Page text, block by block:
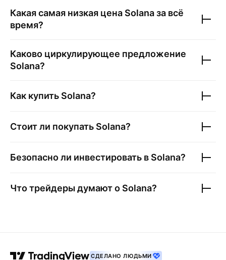
Какая самая низкая цена Solanaза всё
время?
Каково циркулирующее предложение
Solana?
Как купить Solana?
Стоит ли покупать Solana?
Безопасно ли инвестировать в Solana?
Что трейдеры думают о Solana?
СДЕЛАНО ЛЮДЬМИ